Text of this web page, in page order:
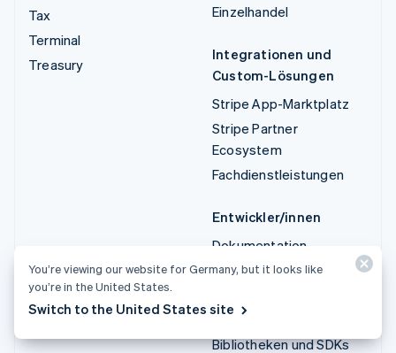
Tax
Terminal
Treasury
Einzelhandel
Integrationen und
Custom-Lösungen
Stripe App-Marktplatz
Stripe Partner
Ecosystem
Fachdienstleistungen
Entwickler/innen
Dokumentation
API-Referenz
API-Änderungsprotokoll
Bibliotheken und SDKs
You’re viewing our website for Germany, but it looks like
you’re in the United States.
Switch to the United States site